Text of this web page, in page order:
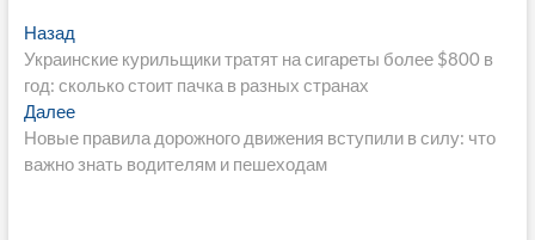
Навигация
по
записям
НазадПредыдущая
запись:
Украинские курильщики тратят на сигареты более $800 в
год: сколько стоит пачка в разных странах
ДалееСледующая
запись:
Новые правила дорожного движения вступили в силу: что
важно знать водителям и пешеходам